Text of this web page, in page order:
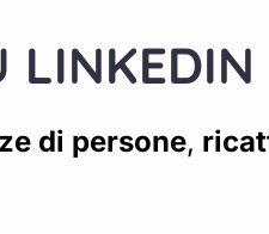
LINKEDIN
di persone,